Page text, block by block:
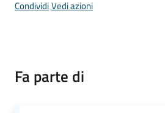
CondividiVedi azioni
Fa parte di